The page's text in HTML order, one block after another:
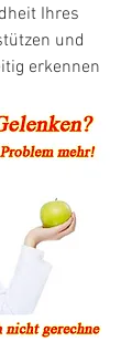
Ihres
und
erkennen